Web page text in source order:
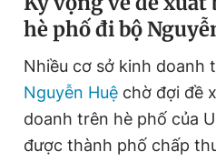
hè phố đi bộ
Nhiều cơ sở kinh doanh
Nguyễn Huệ chờ đợi đề
doanh trên hè phố của
được thành phố chấp